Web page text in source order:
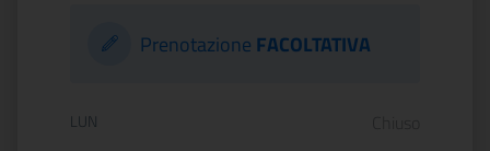
Prenotazione FACOLTATIVA
Orario di apertura:
LUN